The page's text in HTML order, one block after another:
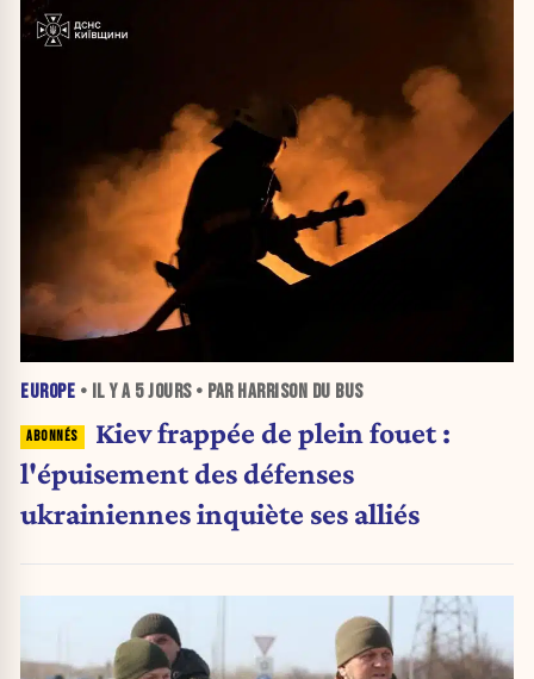
EUROPE • IL Y A 5 JOURS• PAR HARRISON DU BUS
Kiev frappée de plein fouet :
l'épuisement des défenses
ukrainiennes inquiète ses alliés